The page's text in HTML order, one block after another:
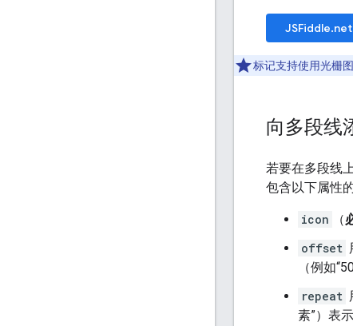
JSFiddle.net
标记支持使用光栅
向多段线
若要在多段线
包含以下属性
icon （
offset
（例如
repeat
素”）表